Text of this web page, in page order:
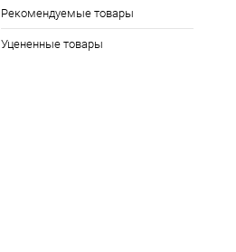
Рекомендуемые товары
Уцененные товары